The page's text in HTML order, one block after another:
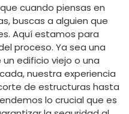
cuando piensas en
buscas a alguien que
Aquí estamos para
proceso. Ya sea una
edificio viejo o una
nuestra experiencia
de estructuras hasta
lo crucial que es